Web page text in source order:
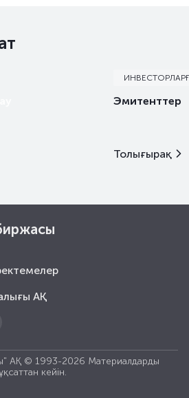
негізгі
KZ2C00015212
Эмитенттер
Толығырақ
АҚ
АҚ © 1993-2026 Материалдарды
кейiн.